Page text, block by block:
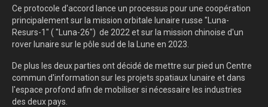
Ce protocole d'accord lance un processus pour une coopération
principalement sur la mission orbitale lunaire russe "Luna-
Resurs-1" ( "Luna-26") de 2022 et sur la mission chinoise d'un
rover lunaire sur le pôle sud de la Lune en 2023.
De plus les deux parties ont décidé de mettre sur pied un Centre
commun d'information sur les projets spatiaux lunaire et dans
l'espace profond afin de mobiliser si nécessaire les industries
des deux pays.